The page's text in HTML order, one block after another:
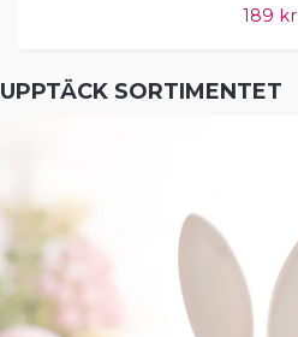
UPPTÄCK SORTIMENTET
189 kr